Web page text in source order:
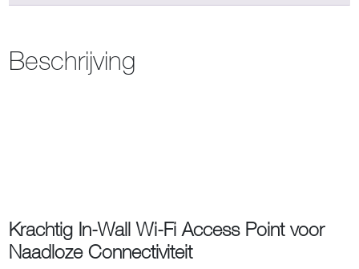
Beschrijving
Krachtig In-Wall Wi-Fi Access Point voor
Naadloze Connectiviteit